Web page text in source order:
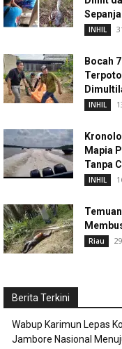
INHIL
Bocah
INHIL
Mapia
Tanpa
INHIL
Riau
Berita Terkini
Wabup Karimun Lepas
Jambore Nasional